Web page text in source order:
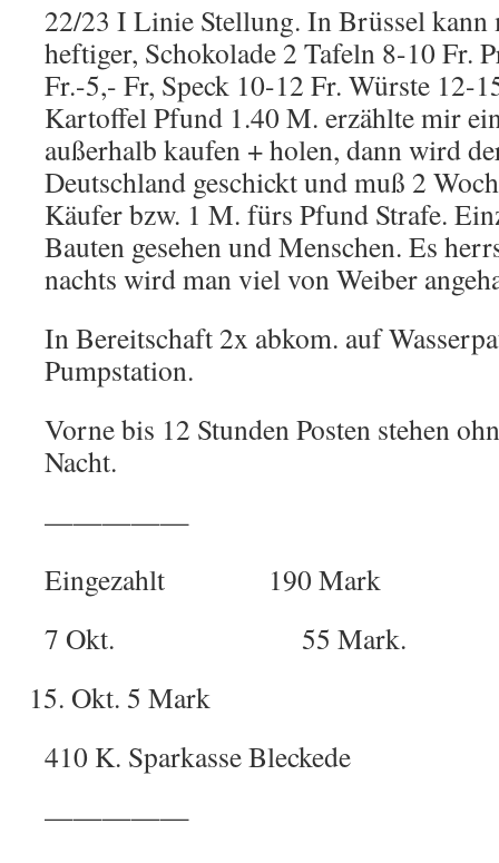
22/23 I Linie Stellung. In Brüssel kann
heftiger, Schokolade 2 Tafeln 8-10 Fr.
Fr.-5,- Fr, Speck 10-12 Fr. Würste 12-
Kartoffel Pfund 1.40 M. erzählte mir
außerhalb kaufen + holen, dann wird
Deutschland geschickt und muß 2
Käufer bzw. 1 M. fürs Pfund Strafe.
Bauten gesehen und Menschen. Es
nachts wird man viel von Weiber
In Bereitschaft 2x abkom. auf
Pumpstation.
Vorne bis 12 Stunden Posten stehen
Nacht.
—————
Eingezahlt 190 Mark
7 Okt. 55 Mark.
Okt. 5 Mark
410 K. Sparkasse Bleckede
—————